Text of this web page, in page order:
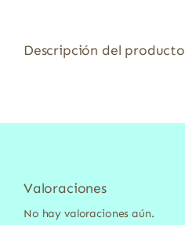
Descripción del producto
Valoraciones
No hay valoraciones aún.